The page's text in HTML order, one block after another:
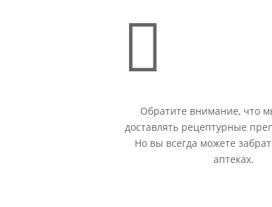

Обратите внимание, что
доставлять рецептурные
Но вы всегда можете
аптеках.